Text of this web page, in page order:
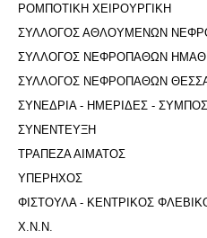
ΡΟΜΠΟΤΙΚΗ ΧΕΙΡΟΥΡΓΙΚΗ
ΣΥΛΛΟΓΟΣ ΑΘΛΟΥΜΕΝΩΝ
ΣΥΛΛΟΓΟΣ ΝΕΦΡΟΠΑΘΩΝ
ΣΥΛΛΟΓΟΣ ΝΕΦΡΟΠΑΘΩΝ
ΣΥΝΕΔΡΙΑ - ΗΜΕΡΙΔΕΣ -
ΣΥΝΕΝΤΕΥΞΗ
ΤΡΑΠΕΖΑ ΑΙΜΑΤΟΣ
ΥΠΕΡΗΧΟΣ
ΦΙΣΤΟΥΛΑ - ΚΕΝΤΡΙΚΟΣ
Χ.Ν.Ν.